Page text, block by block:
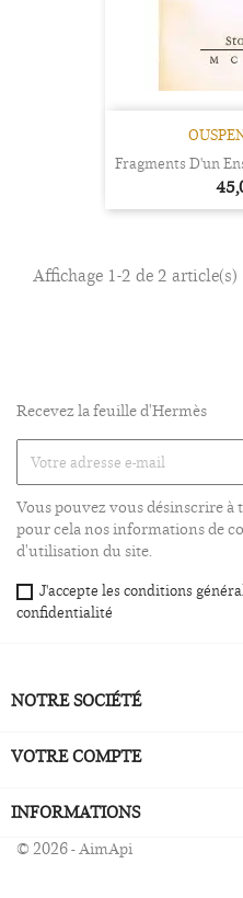
Fragments D'un
Affichage 1-2 de 2 article(s)
Recevez la feuille d'Hermès
Vous pouvez vous désinscrire
pour cela nos informations de
d'utilisation du site.
J'accepte les conditions
confidentialité
NOTRE SOCIÉTÉ
VOTRE COMPTE
INFORMATIONS
© 2026 - AimApi